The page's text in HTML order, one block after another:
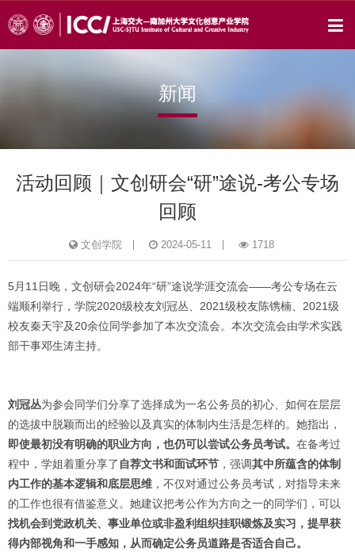
新闻
活动回顾｜文创研会“研”途说-考公专场
回顾
文创学院 2024-05-11 1718
5月11日晚，文创研会2024年“研”途说学涯交流会——考公专场在云
端顺利举行，学院2020级校友刘冠丛、2021级校友陈镌楠、2021级
校友秦天宇及20余位同学参加了本次交流会。本次交流会由学术实践
部干事邓生涛主持。
刘冠丛为参会同学们分享了选择成为一名公务员的初心、如何在层层
的选拔中脱颖而出的经验以及真实的体制内生活是怎样的。她指出，
即使最初没有明确的职业方向，也仍可以尝试公务员考试。 在备考过
程中，学姐着重分享了 自荐文书和面试环节 ，强调其中所蕴含的体制
内工作的基本逻辑和底层思维 ，不仅对通过公务员考试，对指导未来
的工作也很有借鉴意义。她建议把考公作为方向之一的同学们，可以
找机会到党政机关、事业单位或非盈利组织挂职锻炼及实习，提早获
得内部视角和一手感知，从而确定公务员道路是否适合自己。